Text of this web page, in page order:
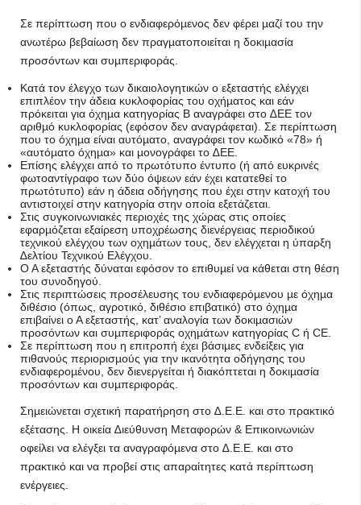
Σε περίπτωση που ο ενδιαφερόµενος δεν φέρει µαζί του την
ανωτέρω βεβαίωση δεν πραγµατοποιείται η δοκιµασία
προσόντων και συµπεριφοράς.
Κατά τον έλεγχο των δικαιολογητικών ο εξεταστής ελέγχει
επιπλέον την άδεια κυκλοφορίας του οχήµατος και εάν
πρόκειται για όχηµα κατηγορίας Β αναγράφει στο ∆ΕΕ τον
αριθµό κυκλοφορίας (εφόσον δεν αναγράφεται). Σε περίπτωση
που το όχηµα είναι αυτόµατο, αναγράφει τον κωδικό «78» ή
«αυτόµατο όχηµα» και µονογράφει το ∆ΕΕ.
Επίσης ελέγχει από το πρωτότυπο έντυπο (ή από ευκρινές
φωτοαντίγραφο των δύο όψεων εάν έχει κατατεθεί το
πρωτότυπο) εάν η άδεια οδήγησης που έχει στην κατοχή του
αντιστοιχεί στην κατηγορία στην οποία εξετάζεται.
Στις συγκοινωνιακές περιοχές της χώρας στις οποίες
εφαρµόζεται εξαίρεση υποχρέωσης διενέργειας περιοδικού
τεχνικού ελέγχου των οχηµάτων τους, δεν ελέγχεται η ύπαρξη
∆ελτίου Τεχνικού Ελέγχου.
Ο Α εξεταστής δύναται εφόσον το επιθυµεί να κάθεται στη θέση
του συνοδηγού.
Στις περιπτώσεις προσέλευσης του ενδιαφερόµενου µε όχηµα
διθέσιο (όπως, αγροτικό, διθέσιο επιβατικό) στο όχηµα
επιβαίνει ο Α εξεταστής, κατ’ αναλογία των δοκιµασιών
προσόντων και συµπεριφοράς οχηµάτων κατηγορίας C ή CE.
Σε περίπτωση που η επιτροπή έχει βάσιµες ενδείξεις για
πιθανούς περιορισµούς για την ικανότητα οδήγησης του
ενδιαφεροµένου, δεν διενεργείται ή διακόπτεται η δοκιµασία
προσόντων και συµπεριφοράς.
Σηµειώνεται σχετική παρατήρηση στο ∆.Ε.Ε. και στο πρακτικό
εξέτασης. Η οικεία ∆ιεύθυνση Μεταφορών & Επικοινωνιών
οφείλει να ελέγξει τα αναγραφόµενα στο ∆.Ε.Ε. και στο
πρακτικό και να προβεί στις απαραίτητες κατά περίπτωση
ενέργειες.